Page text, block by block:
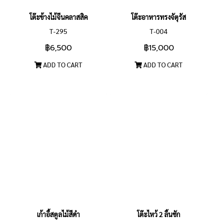
โต๊ะข้างไม้จีนคลาสสิค
T-295
฿6,500
ADD TO CART
โต๊ะอาหารทรงจัตุรัส
T-004
฿15,000
ADD TO CART
เก้าอี้สตูลไม้สีดำ
โต๊ะไหว้ 2 ลิ้นชัก